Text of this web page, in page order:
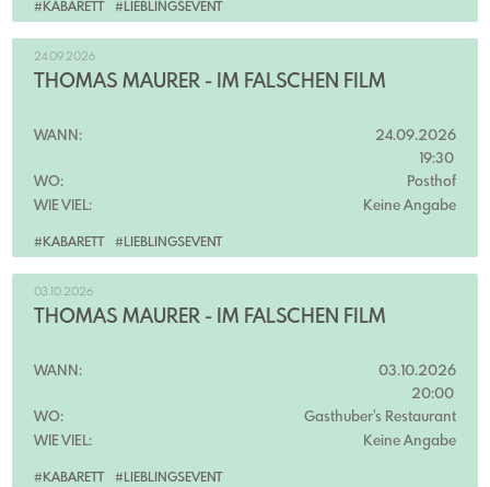
#KABARETT #LIEBLINGSEVENT
#KABARETT #LIEBLINGSEVENT
24.09.2026
THOMAS MAURER - IM FALSCHEN FILM
WANN:
24.09.2026
19:30
WO:
Posthof
WIE VIEL:
Keine Angabe
#KABARETT #LIEBLINGSEVENT
03.10.2026
THOMAS MAURER - IM FALSCHEN FILM
WANN:
03.10.2026
20:00
WO:
Gasthuber's Restaurant
WIE VIEL:
Keine Angabe